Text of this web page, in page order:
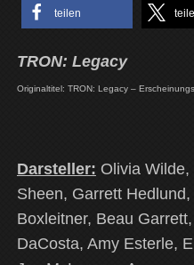
teilen
TRON: Legacy
Originaltitel: TRON: Legacy –
Darsteller: Olivia
Sheen, Garrett
Boxleitner, Beau
DaCosta, Amy Esterle,